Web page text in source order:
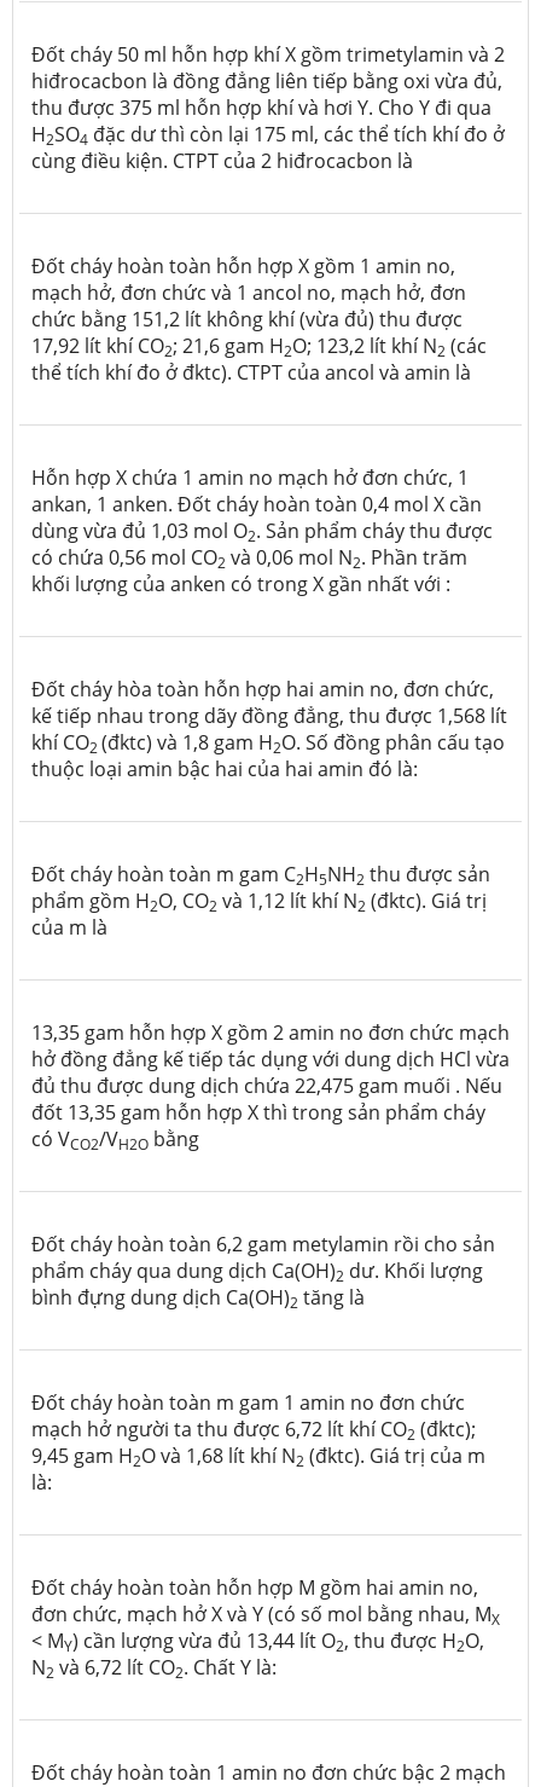
Đốt cháy 50 ml hỗn hợp khí X gồm trimetylamin và 2
hiđrocacbon là đồng đẳng liên tiếp bằng oxi vừa đủ,
thu được 375 ml hỗn hợp khí và hơi Y. Cho Y đi qua
H2SO4 đặc dư thì còn lại 175 ml, các thể tích khí đo ở
cùng điều kiện. CTPT của 2 hiđrocacbon là
Đốt cháy hoàn toàn hỗn hợp X gồm 1 amin no,
mạch hở, đơn chức và 1 ancol no, mạch hở, đơn
chức bằng 151,2 lít không khí (vừa đủ) thu được
17,92 lít khí CO2; 21,6 gam H2O; 123,2 lít khí N2 (các
thể tích khí đo ở đktc). CTPT của ancol và amin là
Hỗn hợp X chứa 1 amin no mạch hở đơn chức, 1
ankan, 1 anken. Đốt cháy hoàn toàn 0,4 mol X cần
dùng vừa đủ 1,03 mol O2. Sản phẩm cháy thu được
có chứa 0,56 mol CO2 và 0,06 mol N2. Phần trăm
khối lượng của anken có trong X gần nhất với :
Đốt cháy hòa toàn hỗn hợp hai amin no, đơn chức,
kế tiếp nhau trong dãy đồng đẳng, thu được 1,568 lít
khí CO2(đktc) và 1,8 gam H2O. Số đồng phân cấu tạo
thuộc loại amin bậc hai của hai amin đó là:
Đốt cháy hoàn toàn m gam C2H5NH2 thu được sản
phẩm gồm H2O, CO2 và 1,12 lít khí N2 (đktc). Giá trị
của m là
13,35 gam hỗn hợp X gồm 2 amin no đơn chức mạch
hở đồng đẳng kế tiếp tác dụng với dung dịch HCl vừa
đủ thu được dung dịch chứa 22,475 gam muối . Nếu
đốt 13,35 gam hỗn hợp X thì trong sản phẩm cháy
có VCO2/VH2O bằng
Đốt cháy hoàn toàn 6,2 gam metylamin rồi cho sản
phẩm cháy qua dung dịch Ca(OH)2 dư. Khối lượng
bình đựng dung dịch Ca(OH)2 tăng là
Đốt cháy hoàn toàn m gam 1 amin no đơn chức
mạch hở người ta thu được 6,72 lít khí CO2 (đktc);
9,45 gam H2O và 1,68 lít khí N2 (đktc). Giá trị của m
là:
Đốt cháy hoàn toàn hỗn hợp M gồm hai amin no,
đơn chức, mạch hở X và Y (có số mol bằng nhau, MX
< MY) cần lượng vừa đủ 13,44 lít O2, thu được H2O,
N2 và 6,72 lít CO2. Chất Y là:
Đốt cháy hoàn toàn 1 amin no đơn chức bậc 2 mạch